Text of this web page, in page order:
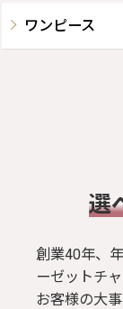
ワンピース
選
創業40年、
ーゼットチ
お客様の大